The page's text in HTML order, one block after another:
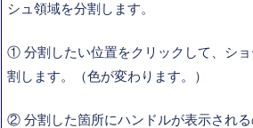
シュ領域を分割します。
① 分割したい位置をクリックして、シ
割します。（色が変わります。）
② 分割した箇所にハンドルが表示され